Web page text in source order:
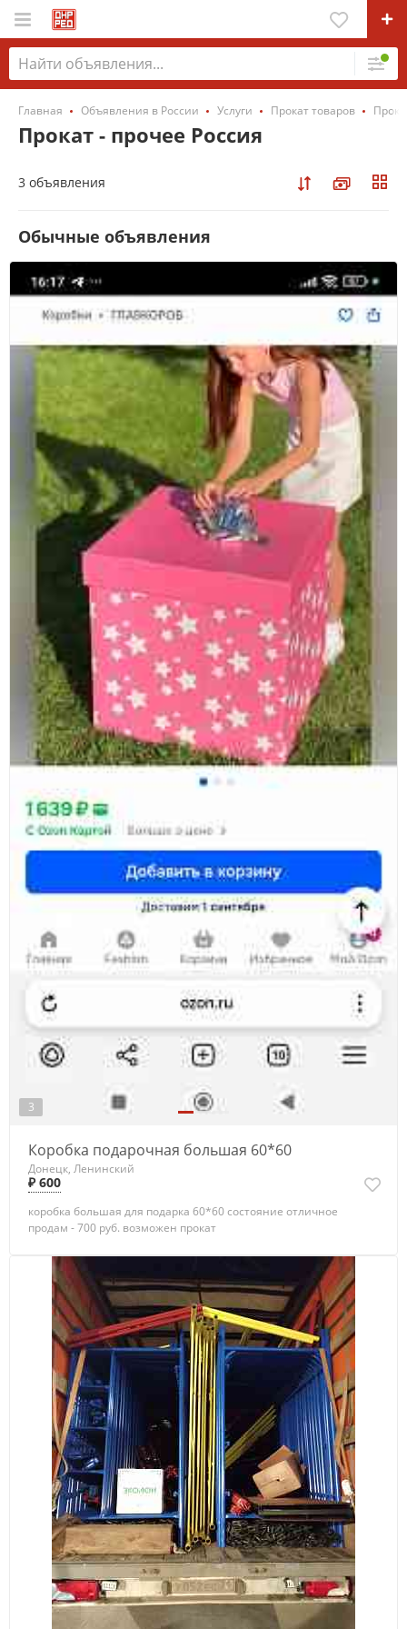
Главная Объявления в России Услуги Прокат товаров
Прокат - прочее Россия
3 объявления
Обычные объявления
3
Коробка подарочная большая 60*60
Донецк, Ленинский
₽ 600
коробка большая для подарка 60*60 состояние отличное
продам - 700 руб. возможен прокат